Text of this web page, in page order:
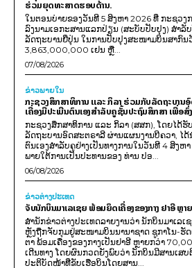
ຮ່ວມຍຸດທະສາດຮອບດ້ານ.
ໃນຕອນບ່າຍຂອງວັນທີ 5 ສິງຫາ 2026 ທີ່ ກະຊວງ
ລົງນາມເອກະສານແລກປ່ຽນ (ສະບັບປັບປຸງ) ສໍາລັ
ລັດຖະບານຍີ່ປຸ່ນ ໃນການປັບປຸງສະໜາມບິນສາກົ
3,863,000,000 ເຢນ ຫຼື...
07/08/2026
ຂ່າວພາຍ​ໃນ
ກະຊວງສຶກສາທິການ ແລະ ກິລາ ຮ່ວມກັບລັດຖະບານ
ເຄື່ອງມືປະເມີນຕົນເອງສຳລັບຄູຊັ້ນປະຖົມສຶກສາ ເພື່ອ
ກະຊວງສຶກສາທິການ ແລະ ກິລາ (ສສກ), ໂດຍໄ
ລັດຖະບານອົດສະຕຣາລີ ຜ່ານແຜນງານບີຄວາ, ໄ
ຕົນເອງສຳລັບຄູຢ່າງເປັນທາງການໃນວັນທີ 4 ສິງຫ
ພາຍໃຕ້ການເປັນປະທານຂອງ ທ່ານ ປອ...
06/08/2026
ຂ່າວຕ່າງປະເທດ
ຈັບນັກບິນມາເລເຊຍ ພ້ອມຍຶດເຄື່ອງຂອງກາງ ຢາອີ ຫຼາ
ສຳນັກຂ່າວຕ່າງປະເທດລາຍງານວ່າ ນັກບິນມາເລ
ຫຼັງຖືກຈັບກຸມຢູ່ສະໜາມບິນນານາຊາດ ຊູກາໂນ-ຮັ
ຕາ ພ້ອມເຄື່ອງຂອງກາງເປັນຢາອີ ຫຼາຍກວ່າ
ເດີນທາງ ໂດຍຜົນກວດຍັງພົບວ່າ ນັກບິນມີສານເສ
ປະຕິບັດໜ້າທີ່ຂັບເຮືອບິນໂດຍສານ...